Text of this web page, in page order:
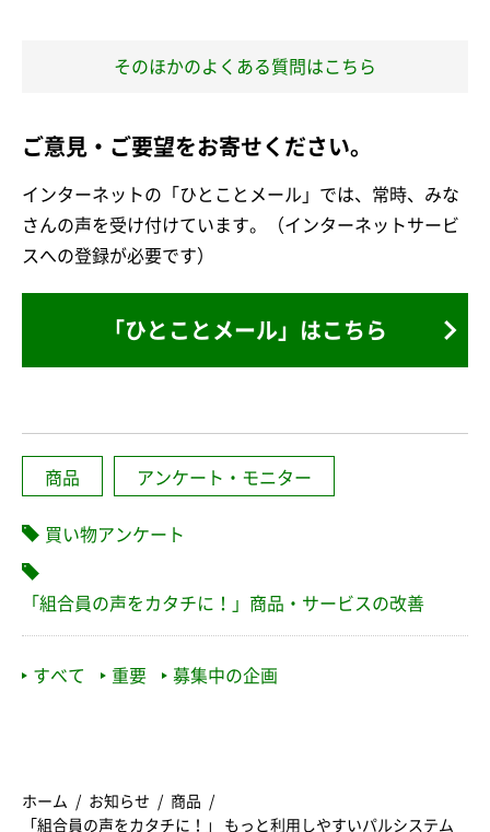
そのほかのよくある質問はこちら
ご意見・ご要望をお寄せください。
インターネットの「ひとことメール」では、常時、みな
さんの声を受け付けています。（インターネットサービ
スへの登録が必要です）
「ひとことメール」はこちら
商品 アンケート・モニター
買い物アンケート
「組合員の声をカタチに！」商品・サービスの改善
すべて 重要 募集中の企画
ホーム お知らせ
商品
「組合員の声をカタチに！」 もっと利用しやすいパルシステム